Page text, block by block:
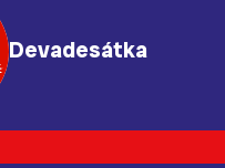
Devadesátka